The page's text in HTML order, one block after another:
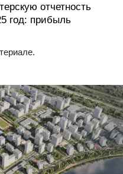
отчетность
год: прибыль